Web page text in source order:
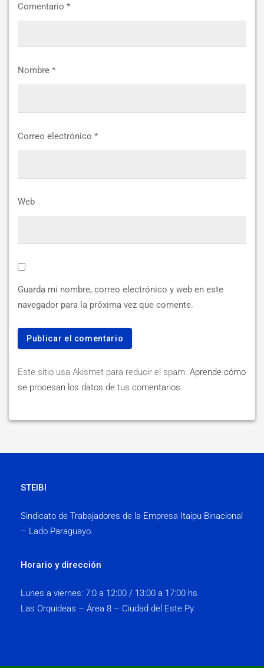
Comentario *
Nombre *
Correo electrónico *
Web
Guarda mi nombre, correo electrónico y web en este
navegador para la próxima vez que comente.
Este sitio usa Akismet para reducir el spam. Aprende cómo
se procesan los datos de tus comentarios.
STEIBI
Sindicato de Trabajadores de la Empresa Itaipu Binacional
– Lado Paraguayo.
Horario y dirección
Lunes a viernes: 7:0 a 12:00 / 13:00 a 17:00 hs
Las Orquideas – Área 8 – Ciudad del Este Py.